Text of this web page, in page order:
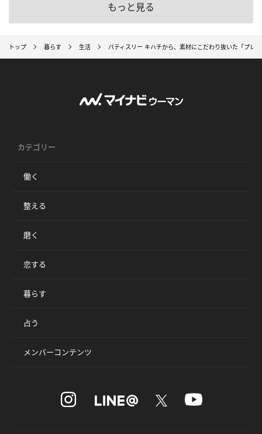
もっと見る
トップ 暮らす 生活 パティスリー キハチから、素材にこだわり抜いた「プレ
カテゴリー
働く
整える
磨く
恋する
暮らす
占う
メンバーコンテンツ